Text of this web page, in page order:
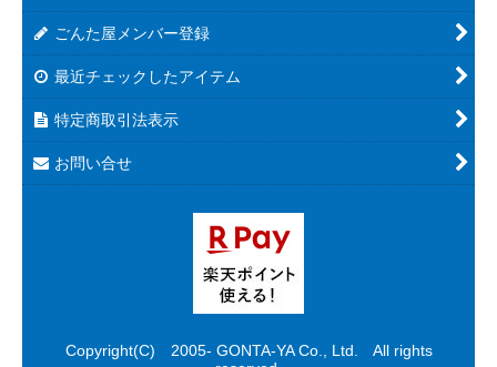
ごんた屋メンバー登録
最近チェックしたアイテム
特定商取引法表示
お問い合せ
Copyright(C) 2005- GONTA-YA Co., Ltd. All rights